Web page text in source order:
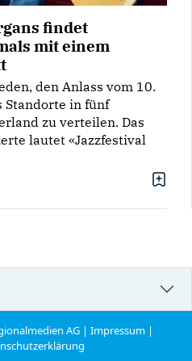
findet
mit einem
den Anlass vom 10.
Standorte in fünf
zu verteilen. Das
lautet «Jazzfestival
AG |Impressum |